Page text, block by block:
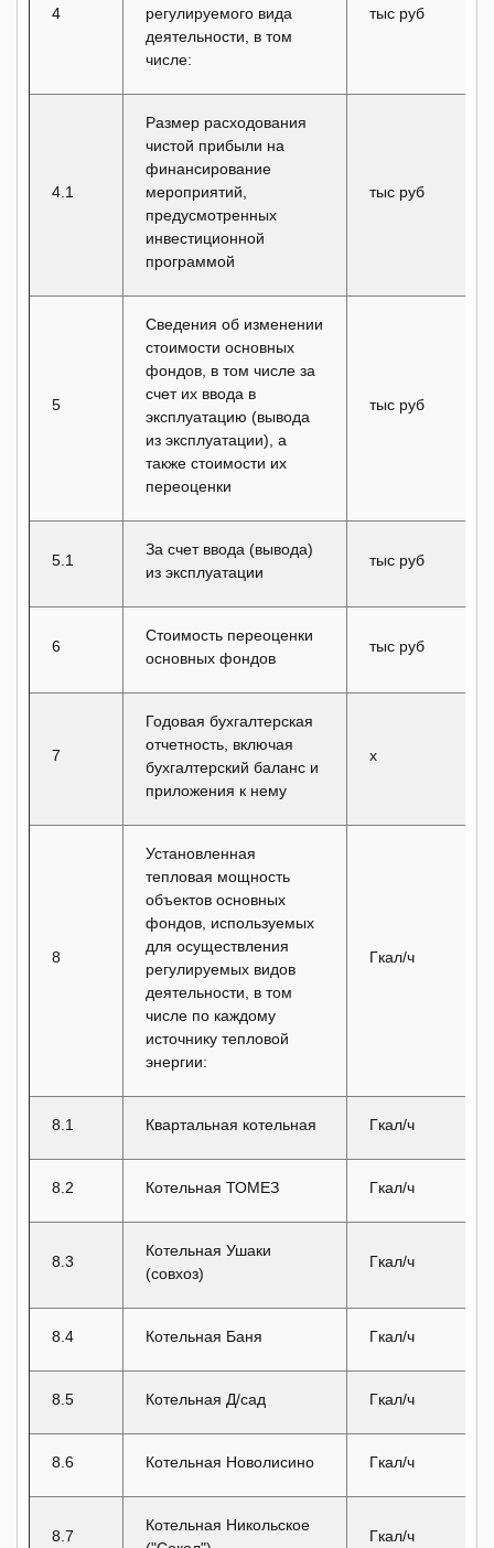
4
регулируемого вида
деятельности, в том
числе:
тыс руб
4.1
Размер расходования
чистой прибыли на
финансирование
мероприятий,
предусмотренных
инвестиционной
программой
тыс руб
5
Сведения об изменении
стоимости основных
фондов, в том числе за
счет их ввода в
эксплуатацию (вывода
из эксплуатации), а
также стоимости их
переоценки
тыс руб
5.1
За счет ввода (вывода)
из эксплуатации
тыс руб
6
Стоимость переоценки
основных фондов
тыс руб
7
Годовая бухгалтерская
отчетность, включая
бухгалтерский баланс и
приложения к нему
x
8
Установленная
тепловая мощность
объектов основных
фондов, используемых
для осуществления
регулируемых видов
деятельности, в том
числе по каждому
источнику тепловой
энергии:
Гкал/ч
8.1 Квартальная котельная Гкал/ч
8.2 Котельная ТОМЕЗ Гкал/ч
8.3
Котельная Ушаки
(совхоз)
Гкал/ч
8.4 Котельная Баня Гкал/ч
8.5 Котельная Д/сад Гкал/ч
8.6 Котельная Новолисино Гкал/ч
8.7
Котельная Никольское
Гкал/ч